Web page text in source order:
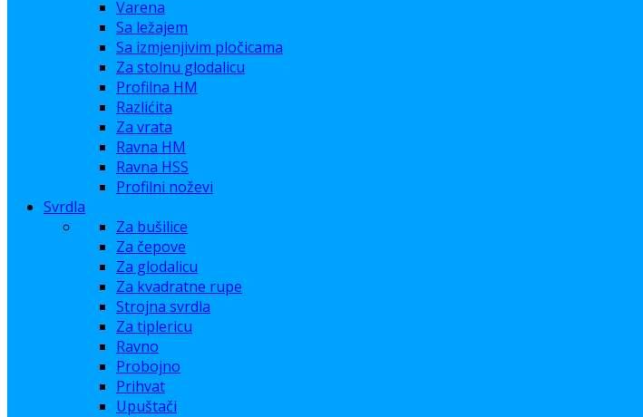
Varena
Sa ležajem
Sa izmjenjivim pločicama
Za stolnu glodalicu
Profilna HM
Razlićita
Za vrata
Ravna HM
Ravna HSS
Profilni noževi
Svrdla
Za bušilice
Za čepove
Za glodalicu
Za kvadratne rupe
Strojna svrdla
Za tiplericu
Ravno
Probojno
Prihvat
Upuštači